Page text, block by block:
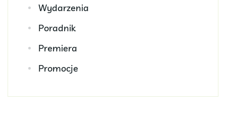
Wydarzenia
Poradnik
Premiera
Promocje